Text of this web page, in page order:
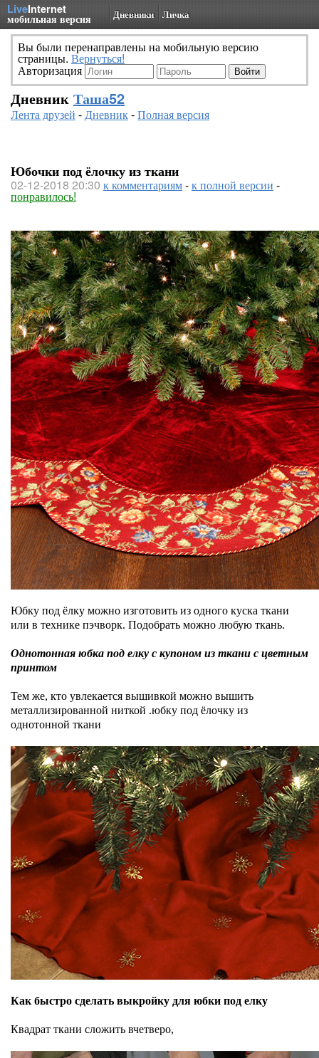
LiveInternet
мобильная версия Дневники Личка
Вы были перенаправлены на мобильную версию
страницы. Вернуться!
Авторизация
Дневник Таша52
Лента друзей -Дневник-Полная версия
Юбочки под ёлочку из ткани
02-12-2018 20:30 к комментариям-к полной версии -
понравилось!
Юбку под ёлку можно изготовить из одного куска ткани
или в технике пэчворк. Подобрать можно любую ткань.
Однотонная юбка под елку с купоном из ткани с цветным
принтом
Тем же, кто увлекается вышивкой можно вышить
металлизированной ниткой .юбку под ёлочку из
однотонной ткани
Как быстро сделать выкройку для юбки под елку
Квадрат ткани сложить вчетверо,